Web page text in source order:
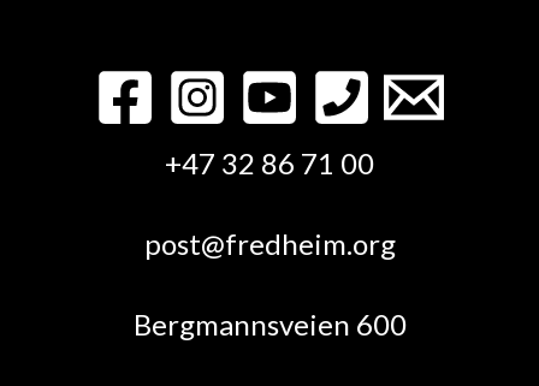
+47 32 86 71 00
post@fredheim.org
Bergmannsveien 600